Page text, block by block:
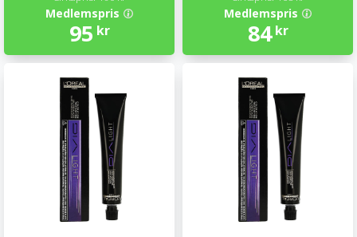
Medlemspris
95 kr
Medlemspris
84 kr